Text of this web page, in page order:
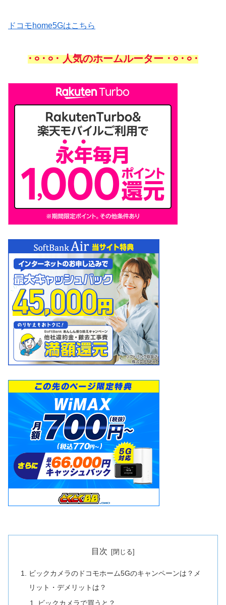
ドコモhome5Gはこちら
𐄁𐄙𐄁𐄙𐄁 人気のホームルーター 𐄁𐄙𐄁𐄙𐄁
目次
ビックカメラのドコモホーム5Gのキャンペーンは？メ
リット・デメリットは？
ビックカメラで買うと？